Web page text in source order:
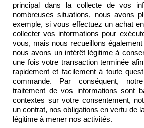
principal dans la collecte de vos
nombreuses situations, nous avons
exemple, si vous effectuez un achat
collecter vos informations pour
vous, mais nous recueillons
nous avons un intérêt légitime à
une fois votre transaction terminée
rapidement et facilement à toute
commande. Par conséquent,
traitement de vos informations sont
contextes sur votre consentement,
un contrat, nos obligations en vertu de
légitime à mener nos activités.